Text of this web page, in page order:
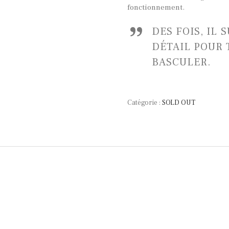
fonctionnement.
DES FOIS, IL
DÉTAIL POUR
BASCULER.
Catégorie : SOLD OUT